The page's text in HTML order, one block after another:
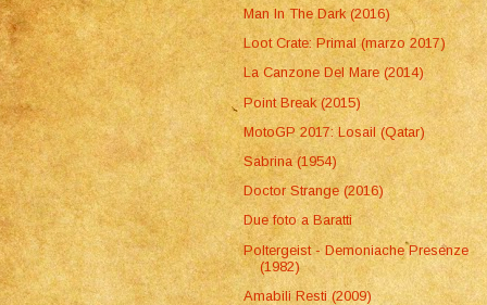
Man In The Dark (2016)
Loot Crate: Primal (marzo 2017)
La Canzone Del Mare (2014)
Point Break (2015)
MotoGP 2017: Losail (Qatar)
Sabrina (1954)
Doctor Strange (2016)
Due foto a Baratti
Poltergeist - Demoniache Presenze
(1982)
Amabili Resti (2009)